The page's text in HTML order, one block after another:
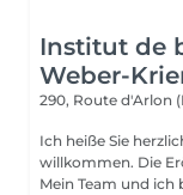
Institut de
Weber-
290, Route d'Arlon
Ich heiße Sie
willkommen. Die
Mein Team und ich